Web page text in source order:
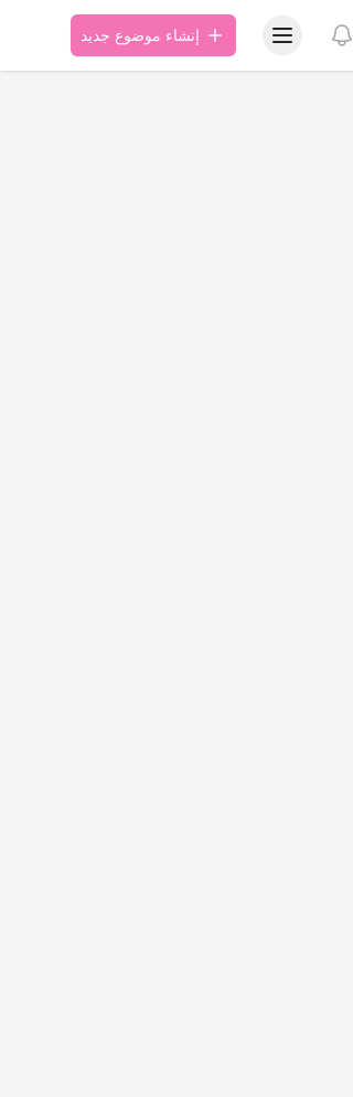
عرض الإشعاراتعرض قائمة المستخدمإنشاء موضوع جديد